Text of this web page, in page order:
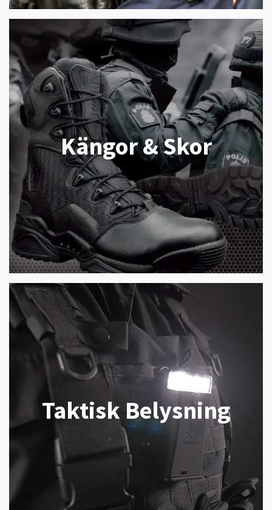
Kängor & Skor
Taktisk Belysning